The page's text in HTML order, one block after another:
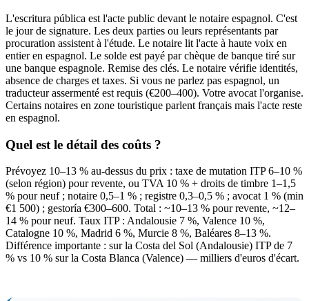
L'escritura pública est l'acte public devant le notaire espagnol. C'est
le jour de signature. Les deux parties ou leurs représentants par
procuration assistent à l'étude. Le notaire lit l'acte à haute voix en
entier en espagnol. Le solde est payé par chèque de banque tiré sur
une banque espagnole. Remise des clés. Le notaire vérifie identités,
absence de charges et taxes. Si vous ne parlez pas espagnol, un
traducteur assermenté est requis (€200–400). Votre avocat l'organise.
Certains notaires en zone touristique parlent français mais l'acte reste
en espagnol.
Quel est le détail des coûts ?
Prévoyez 10–13 % au-dessus du prix : taxe de mutation ITP 6–10 %
(selon région) pour revente, ou TVA 10 % + droits de timbre 1–1,5
% pour neuf ; notaire 0,5–1 % ; registre 0,3–0,5 % ; avocat 1 % (min
€1 500) ; gestoría €300–600. Total : ~10–13 % pour revente, ~12–
14 % pour neuf. Taux ITP : Andalousie 7 %, Valence 10 %,
Catalogne 10 %, Madrid 6 %, Murcie 8 %, Baléares 8–13 %.
Différence importante : sur la Costa del Sol (Andalousie) ITP de 7
% vs 10 % sur la Costa Blanca (Valence) — milliers d'euros d'écart.